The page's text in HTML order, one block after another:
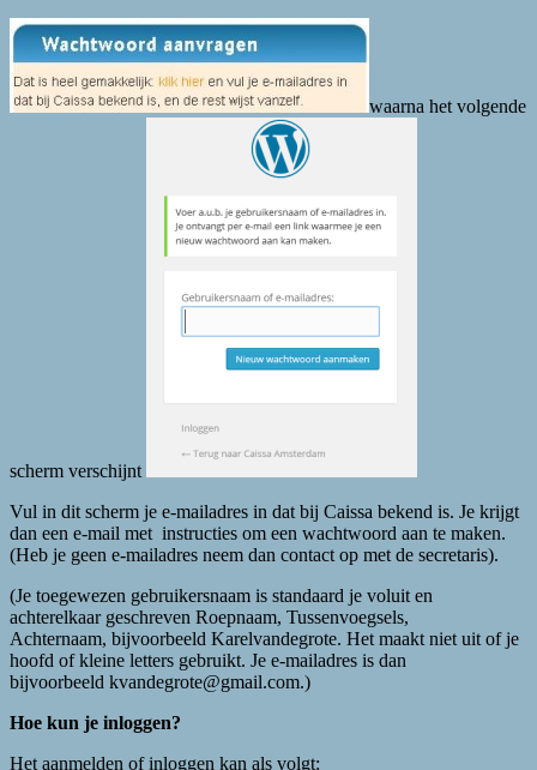
waarna het volgende
scherm verschijnt
Vul in dit scherm je e-mailadres in dat bij Caissa bekend is. Je krijgt
dan een e-mail met instructies om een wachtwoord aan te maken.
(Heb je geen e-mailadres neem dan contact op met de secretaris).
(Je toegewezen gebruikersnaam is standaard je voluit en
achterelkaar geschreven Roepnaam, Tussenvoegsels,
Achternaam, bijvoorbeeld Karelvandegrote. Het maakt niet uit of je
hoofd of kleine letters gebruikt. Je e-mailadres is dan
bijvoorbeeld kvandegrote@gmail.com.)
Hoe kun je inloggen?
Het aanmelden of inloggen kan als volgt: